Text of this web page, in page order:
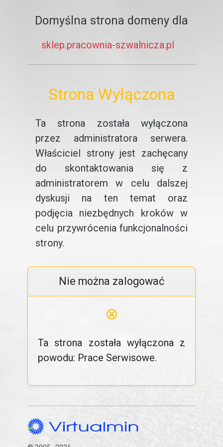
Domyślna strona domeny dla
sklep.pracownia-szwalnicza.pl
Strona Wyłączona
Ta strona została wyłączona
przez administratora serwera.
Właściciel strony jest zachęcany
do skontaktowania się z
administratorem w celu dalszej
dyskusji na ten temat oraz
podjęcia niezbędnych kroków w
celu przywrócenia funkcjonalności
strony.
Nie można zalogować
⊗
Ta strona została wyłączona z
powodu: Prace Serwisowe.